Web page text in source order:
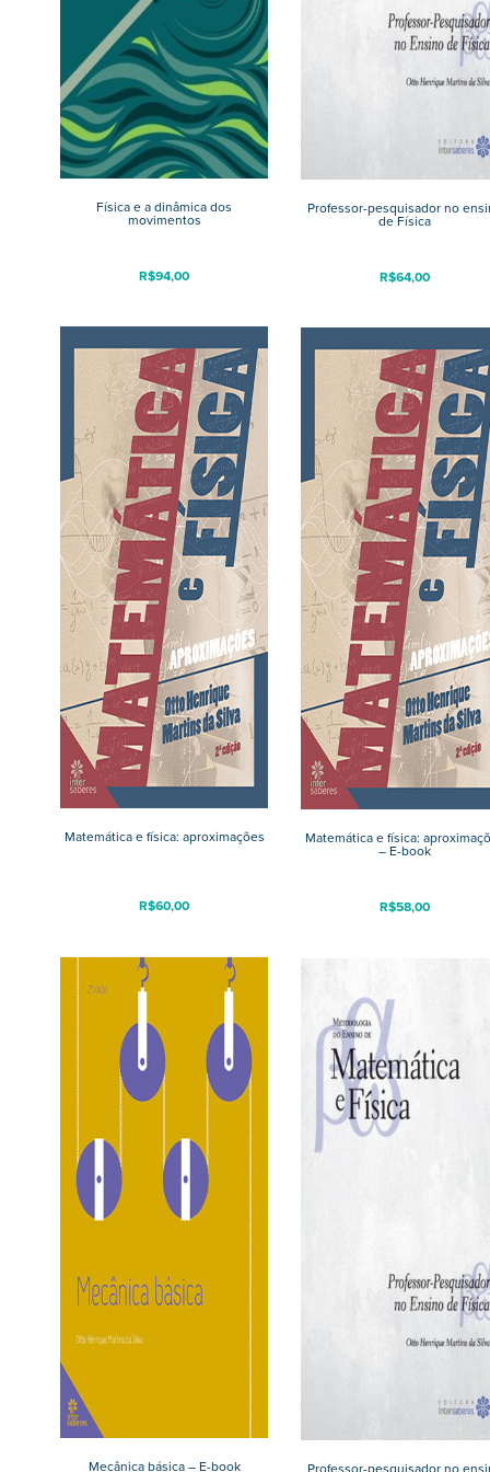
Física e a dinâmica dos
movimentos
R$94,00
Professor-pesquisador no
de Física
R$64,00
Matemática e física: aproximações
R$60,00
Matemática e física:
– E-book
R$58,00
Mecânica básica – E-book